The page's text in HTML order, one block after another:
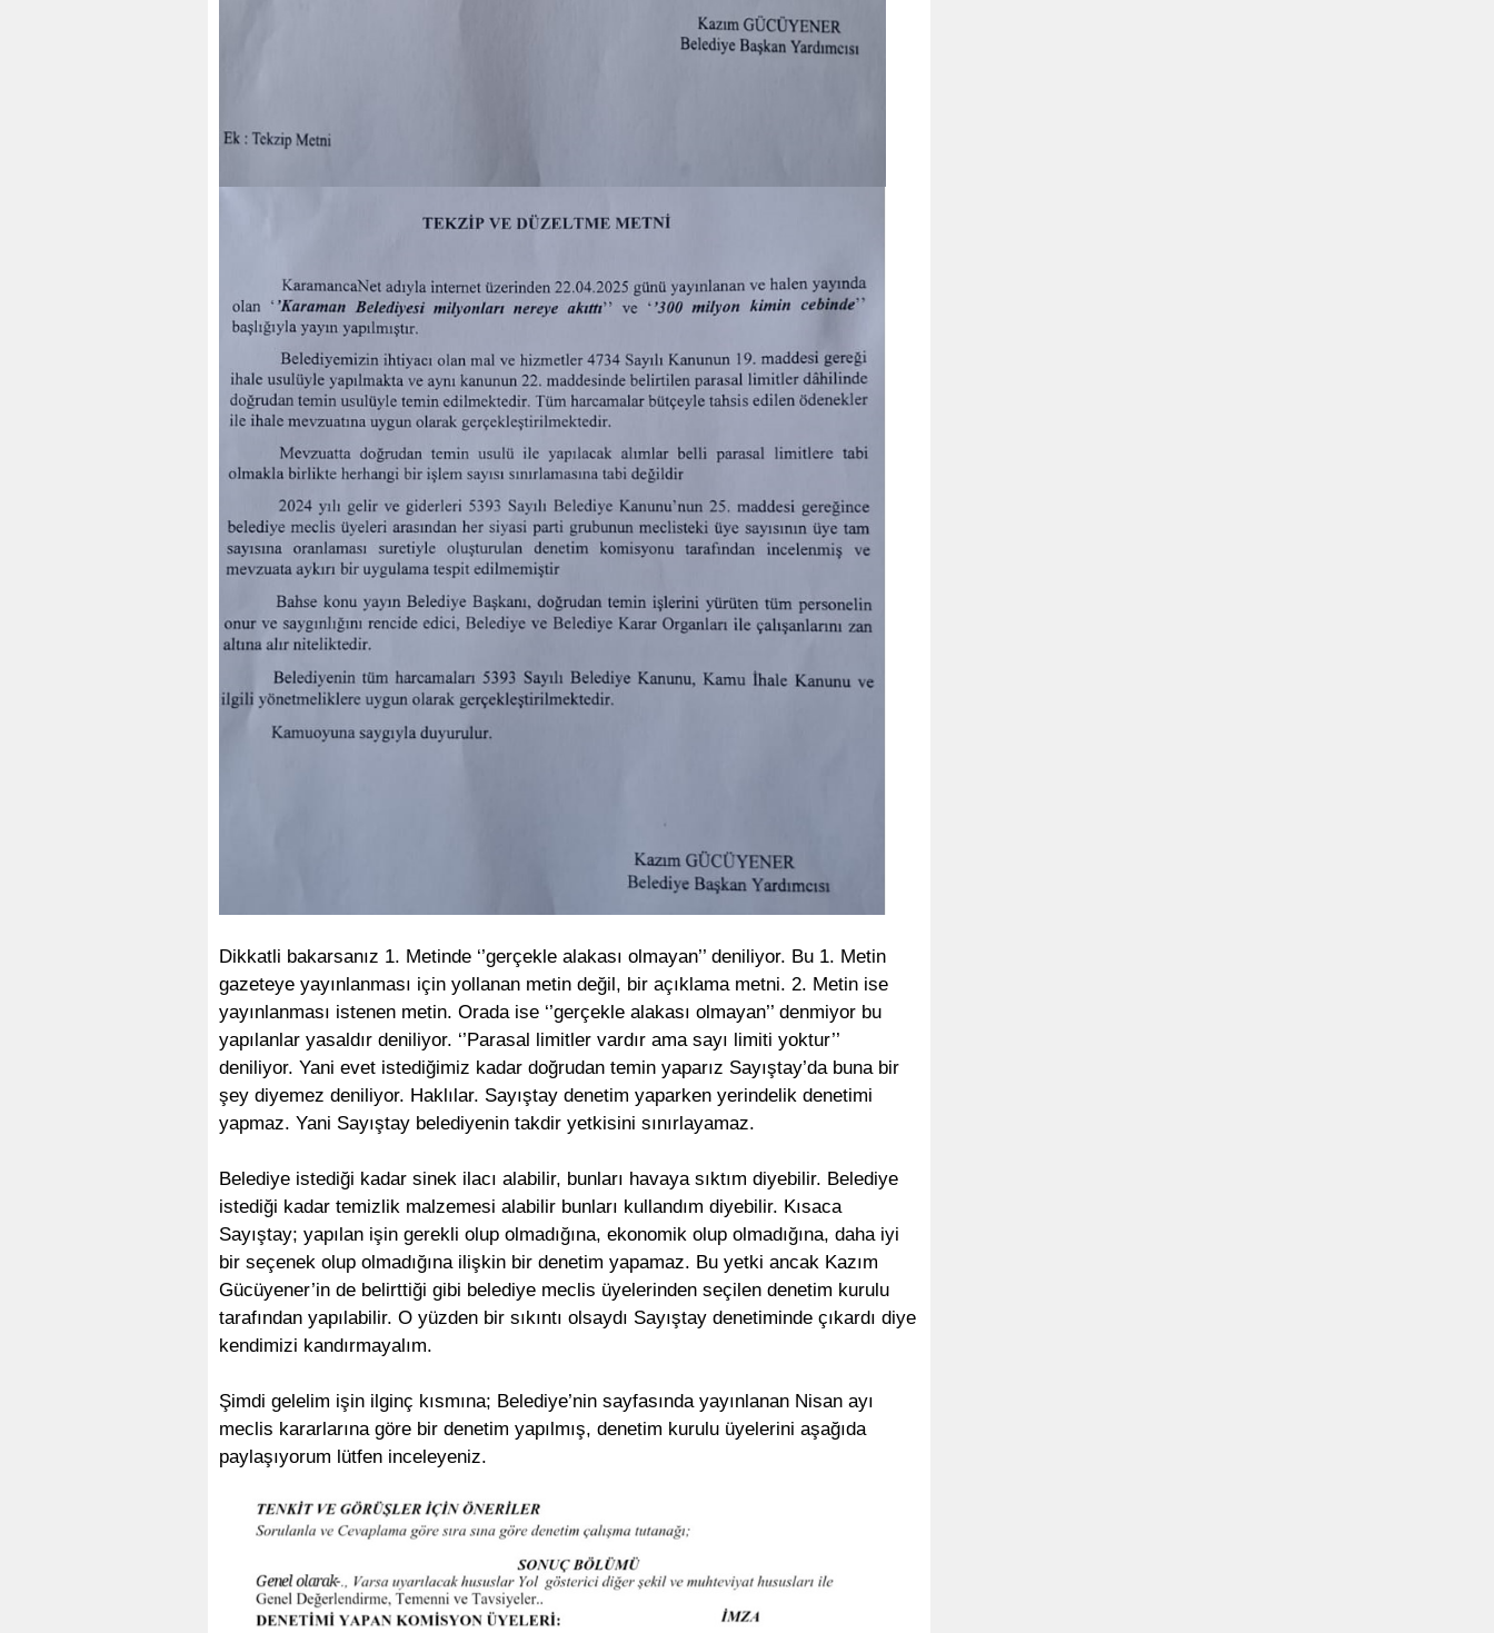
Dikkatli bakarsanız 1. Metinde ‘’gerçekle alakası olmayan’’ deniliyor. Bu 1. Metin
gazeteye yayınlanması için yollanan metin değil, bir açıklama metni. 2. Metin ise
yayınlanması istenen metin. Orada ise ‘’gerçekle alakası olmayan’’ denmiyor bu
yapılanlar yasaldır deniliyor. ‘’Parasal limitler vardır ama sayı limiti yoktur’’
deniliyor. Yani evet istediğimiz kadar doğrudan temin yaparız Sayıştay’da buna bir
şey diyemez deniliyor. Haklılar. Sayıştay denetim yaparken yerindelik denetimi
yapmaz. Yani Sayıştay belediyenin takdir yetkisini sınırlayamaz.
Belediye istediği kadar sinek ilacı alabilir, bunları havaya sıktım diyebilir. Belediye
istediği kadar temizlik malzemesi alabilir bunları kullandım diyebilir. Kısaca
Sayıştay; yapılan işin gerekli olup olmadığına, ekonomik olup olmadığına, daha iyi
bir seçenek olup olmadığına ilişkin bir denetim yapamaz. Bu yetki ancak Kazım
Gücüyener’in de belirttiği gibi belediye meclis üyelerinden seçilen denetim kurulu
tarafından yapılabilir. O yüzden bir sıkıntı olsaydı Sayıştay denetiminde çıkardı diye
kendimizi kandırmayalım.
Şimdi gelelim işin ilginç kısmına; Belediye’nin sayfasında yayınlanan Nisan ayı
meclis kararlarına göre bir denetim yapılmış, denetim kurulu üyelerini aşağıda
paylaşıyorum lütfen inceleyeniz.